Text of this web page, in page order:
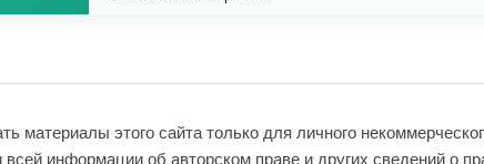
материалы этого сайта только для личного
информации об авторском праве и других сведений о